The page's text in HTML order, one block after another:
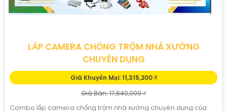
LẮP CAMERA CHỐNG TRỘM NHÀ XƯỞNG
CHUYÊN DỤNG
Giá Khuyến Mại: 11,315,200 ₫
Giá Bán: 17,640,000 ₫
Combo lắp camera chống trộm nhà xưởng chuyên dụng của